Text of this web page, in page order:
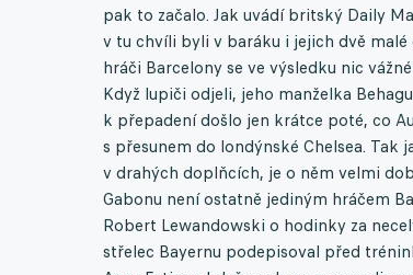
pak to začalo. Jak uvádí britský Daily
v tu chvíli byli v baráku i jejich dvě malé
hráči Barcelony se ve výsledku nic
Když lupiči odjeli, jeho manželka
k přepadení došlo jen krátce poté, co
s přesunem do londýnské Chelsea. Tak
v drahých doplňcích, je o něm velmi
Gabonu není ostatně jediným hráčem
Robert Lewandowski o hodinky za
střelec Bayernu podepisoval před